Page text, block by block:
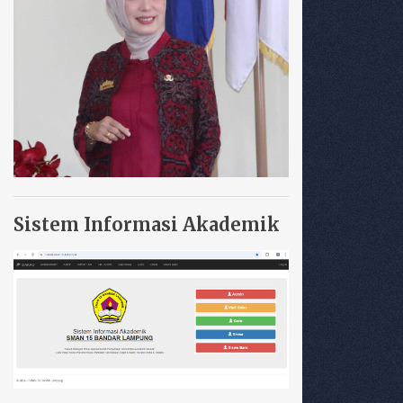
Sistem Informasi Akademik